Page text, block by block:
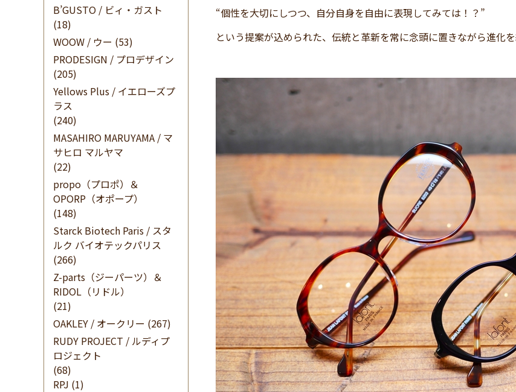
B’GUSTO / ビィ・ガスト
(18)
WOOW / ウー (53)
PRODESIGN / プロデザイン
(205)
Yellows Plus / イエローズプ
ラス
(240)
MASAHIRO MARUYAMA / マ
サヒロ マルヤマ
(22)
propo（プロポ）＆
OPORP（オポープ）
(148)
Starck Biotech Paris / スタ
ルク バイオテックパリス
(266)
Z-parts（ジーパーツ）＆
RIDOL（リドル）
(21)
OAKLEY / オークリー (267)
RUDY PROJECT / ルディプ
ロジェクト
(68)
RPJ (1)
“個性を大切にしつつ、自分自身を自由に表現してみては！？”
という提案が込められた、伝統と革新を常に念頭に置きながら進化